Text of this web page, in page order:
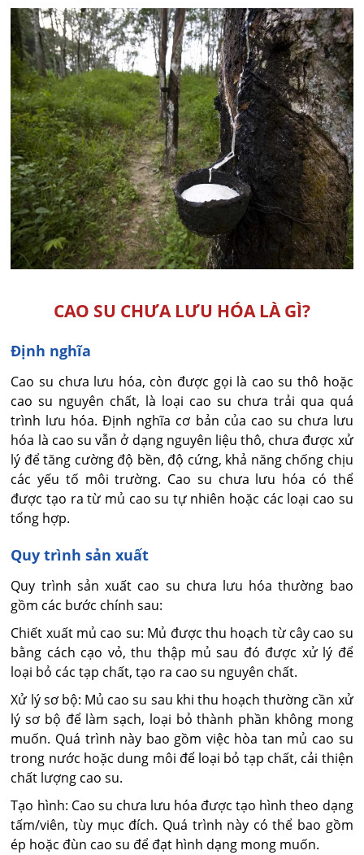
CAO SU CHƯA LƯU HÓA LÀ GÌ?
Định nghĩa
Cao su chưa lưu hóa, còn được gọi là cao su thô hoặc
cao su nguyên chất, là loại cao su chưa trải qua quá
trình lưu hóa. Định nghĩa cơ bản của cao su chưa lưu
hóa là cao su vẫn ở dạng nguyên liệu thô, chưa được xử
lý để tăng cường độ bền, độ cứng, khả năng chống chịu
các yếu tố môi trường. Cao su chưa lưu hóa có thể
được tạo ra từ mủ cao su tự nhiên hoặc các loại cao su
tổng hợp.
Quy trình sản xuất
Quy trình sản xuất cao su chưa lưu hóa thường bao
gồm các bước chính sau:
Chiết xuất mủ cao su: Mủ được thu hoạch từ cây cao su
bằng cách cạo vỏ, thu thập mủ sau đó được xử lý để
loại bỏ các tạp chất, tạo ra cao su nguyên chất.
Xử lý sơ bộ: Mủ cao su sau khi thu hoạch thường cần xử
lý sơ bộ để làm sạch, loại bỏ thành phần không mong
muốn. Quá trình này bao gồm việc hòa tan mủ cao su
trong nước hoặc dung môi để loại bỏ tạp chất, cải thiện
chất lượng cao su.
Tạo hình: Cao su chưa lưu hóa được tạo hình theo dạng
tấm/viên, tùy mục đích. Quá trình này có thể bao gồm
ép hoặc đùn cao su để đạt hình dạng mong muốn.